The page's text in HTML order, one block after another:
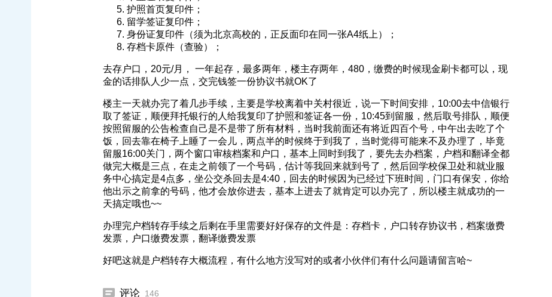
护照首页复印件；
留学签证复印件；
身份证复印件（须为北京高校的，正反面印在同一张A4纸上）；
存档卡原件（查验）；
去存户口，20元/月， 一年起存，最多两年，楼主存两年，480，缴费的时候现金刷卡都可以，现
金的话排队人少一点，交完钱签一份协议书就OK了
楼主一天就办完了着几步手续，主要是学校离着中关村很近，说一下时间安排，10:00去中信银行
取了签证，顺便拜托银行的人给我复印了护照和签证各一份，10:45到留服，然后取号排队，顺便
按照留服的公告检查自己是不是带了所有材料，当时我前面还有将近四百个号，中午出去吃了个
饭，回去靠在椅子上睡了一会儿，两点半的时候终于到我了，当时觉得可能来不及办理了，毕竟
留服16:00关门，两个窗口审核档案和户口，基本上同时到我了，要先去办档案，户档和翻译全都
做完大概是三点，在走之前领了一个号码，估计等我回来就到号了，然后回学校保卫处和就业服
务中心搞定是4点多，坐公交杀回去是4:40，回去的时候因为已经过下班时间，门口有保安，你给
他出示之前拿的号码，他才会放你进去，基本上进去了就肯定可以办完了，所以楼主就成功的一
天搞定哦也~~
办理完户档转存手续之后剩在手里需要好好保存的文件是：存档卡，户口转存协议书，档案缴费
发票，户口缴费发票，翻译缴费发票
好吧这就是户档转存大概流程，有什么地方没写对的或者小伙伴们有什么问题请留言哈~
评论 146